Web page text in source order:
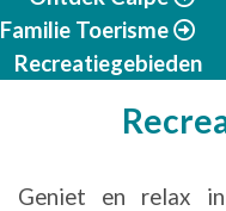
Familie Toerisme
Recreatiegebieden
Geniet en relax